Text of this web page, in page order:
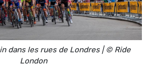
dans les rues de Londres | © Ride
London